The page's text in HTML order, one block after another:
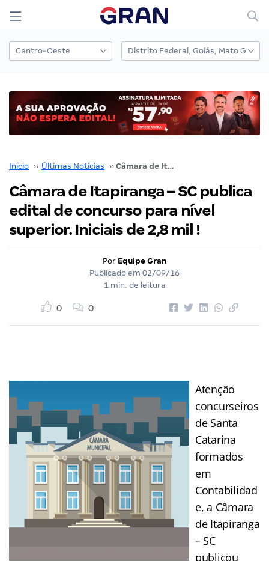
Início ›› Últimas Notícias ›› Câmara de Itapiranga – SC publica edital de concurso para nível superior. Iniciais de 2,8 mil !
Câmara de Itapiranga – SC publica
edital de concurso para nível
superior. Iniciais de 2,8 mil !
Por Equipe Gran
Publicado em 02/09/16
1 min. de leitura
0 0
Atenção
concurseiros
de Santa
Catarina
formados
em
Contabilidad
e, a Câmara
de Itapiranga
– SC
publicou